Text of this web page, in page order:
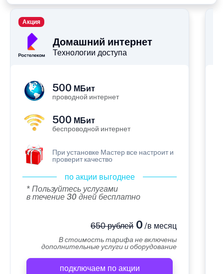
Домашний интернет
Технологии доступа
Акция
500 МБит
проводной интернет
500 МБит
беспроводной интернет
При установке Мастер все настроит и
проверит качество
по акции выгоднее
* Пользуйтесь услугами
в течение 30 дней бесплатно
650 рублей0 /в месяц
В стоимость тарифа не включены
дополнительные услуги и оборудование
подключаем по акции